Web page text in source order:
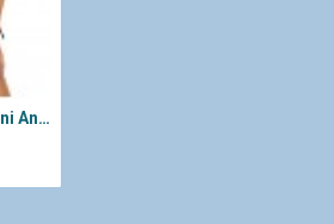
Γυναικείο Μαγιό Bikini Annamu Μαύρο A-1082